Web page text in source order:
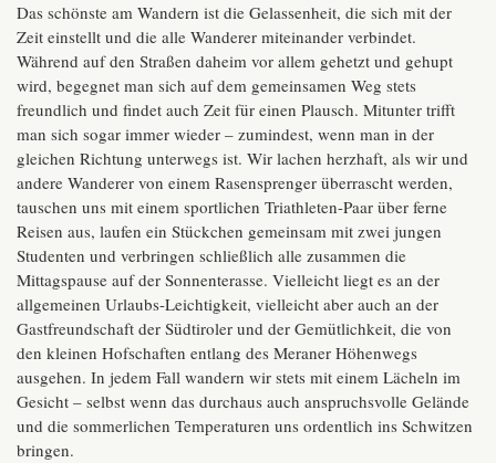
Das schönste am Wandern ist die Gelassenheit, die sich mit der
Zeit einstellt und die alle Wanderer miteinander verbindet.
Während auf den Straßen daheim vor allem gehetzt und gehupt
wird, begegnet man sich auf dem gemeinsamen Weg stets
freundlich und findet auch Zeit für einen Plausch. Mitunter trifft
man sich sogar immer wieder – zumindest, wenn man in der
gleichen Richtung unterwegs ist. Wir lachen herzhaft, als wir und
andere Wanderer von einem Rasensprenger überrascht werden,
tauschen uns mit einem sportlichen Triathleten-Paar über ferne
Reisen aus, laufen ein Stückchen gemeinsam mit zwei jungen
Studenten und verbringen schließlich alle zusammen die
Mittagspause auf der Sonnenterasse. Vielleicht liegt es an der
allgemeinen Urlaubs-Leichtigkeit, vielleicht aber auch an der
Gastfreundschaft der Südtiroler und der Gemütlichkeit, die von
den kleinen Hofschaften entlang des Meraner Höhenwegs
ausgehen. In jedem Fall wandern wir stets mit einem Lächeln im
Gesicht – selbst wenn das durchaus auch anspruchsvolle Gelände
und die sommerlichen Temperaturen uns ordentlich ins Schwitzen
bringen.